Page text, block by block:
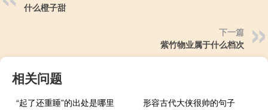
什么橙子甜
下一篇
紫竹物业属于什么档次
相关问题
“起了还重睡”的出处是哪里
形容古代大侠很帅的句子